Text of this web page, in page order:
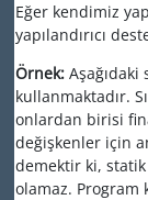
Eğer kendimiz
yapılandırıcı
Örnek: Aşağıdaki
kullanmaktadır.
onlardan birisi
değişkenler için
demektir ki,
olamaz. Program